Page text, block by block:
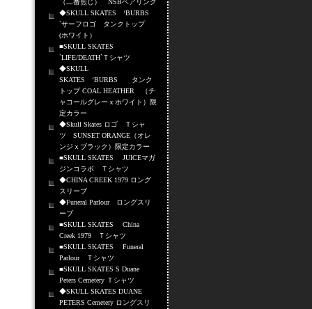
（二番煎じ） NSBベアリング
◆SKULL SKATES ‘BURBS
`サーフロゴ タンクトップ
(ホワイト）
■SKULL SKATES
`LIFE/DEATH`Ｔシャツ
◆SKULL
SKATES ‘BURBS タンク
トップ COAL HEATHER （チ
ャコールグレーｘホワイト）限
定カラー
◆Skull Skates ロゴ Ｔシャ
ツ SUNSET ORANGE（オレ
ンジｘブラック）限定カラー
■SKULL SKATES JUICEマガ
ジンコラボ Ｔシャツ
◆CHINA CREEK 1979 ロング
スリーブ
◆Funeral Parlour ロングスリ
ーブ
■SKULL SKATES China
Creek 1979 Ｔシャツ
■SKULL SKATES Funeral
Parlour Ｔシャツ
■SKULL SKATES S Duane
Peters Cemetery Ｔシャツ
◆SKULL SKATES DUANE
PETERS Cemetery ロングスリ